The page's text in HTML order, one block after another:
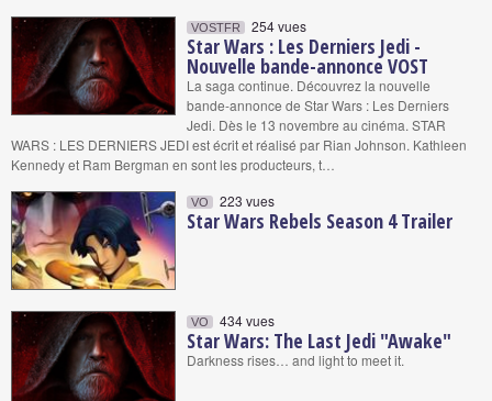
VOSTFR 254 vues
Star Wars : Les Derniers Jedi -
Nouvelle bande-annonce VOST
La saga continue. Découvrez la nouvelle
bande-annonce de Star Wars : Les Derniers
Jedi. Dès le 13 novembre au cinéma. STAR
WARS : LES DERNIERS JEDI est écrit et réalisé par Rian Johnson. Kathleen
Kennedy et Ram Bergman en sont les producteurs, t…
VO 223 vues
Star Wars Rebels Season 4 Trailer
VO 434 vues
Star Wars: The Last Jedi "Awake"
Darkness rises… and light to meet it.